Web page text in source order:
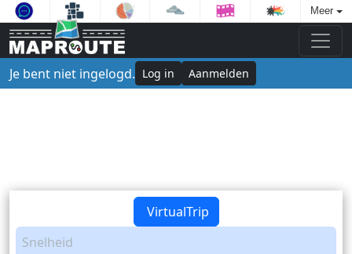
Meer
Je bent niet ingelogd. Log in Aanmelden
VirtualTrip
Snelheid